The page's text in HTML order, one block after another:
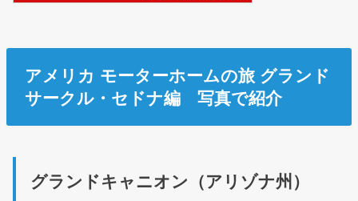
アメリカ モーターホームの旅 グランド
サークル・セドナ編 写真で紹介
グランドキャニオン（アリゾナ州）